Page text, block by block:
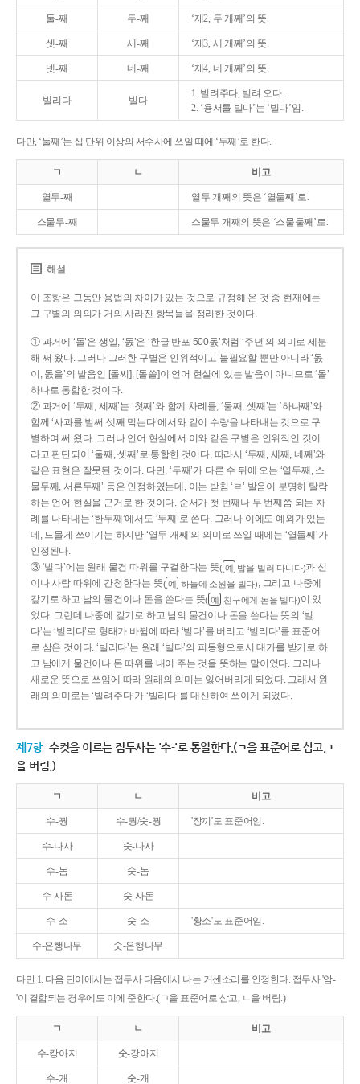
둘-째 두-째 ‘제2, 두 개째’의 뜻.
셋-째 세-째 ‘제3, 세 개째’의 뜻.
넷-째 네-째 ‘제4, 네 개째’의 뜻.
빌리다 빌다
1. 빌려주다, 빌려 오다.
2. ‘용서를 빌다’는 ‘빌다’임.
다만, ‘둘째’는 십 단위 이상의 서수사에 쓰일 때에 ‘두째’로 한다.
ㄱ ㄴ 비고
열두-째 열두 개째의 뜻은 ‘열둘째’로.
스물두-째 스물두 개째의 뜻은 ‘스물둘째’로.
해설
이 조항은 그동안 용법의 차이가 있는 것으로 규정해 온 것 중 현재에는
그 구별의 의의가 거의 사라진 항목들을 정리한 것이다.
① 과거에 ‘돌’은 생일, ‘돐’은 ‘한글 반포 500돐’처럼 ‘주년’의 의미로 세분
해 써 왔다. 그러나 그러한 구별은 인위적이고 불필요할 뿐만 아니라 ‘돐
이, 돐을’의 발음인 [돌씨], [돌쓸]이 언어 현실에 있는 발음이 아니므로 ‘돌’
하나로 통합한 것이다.
② 과거에 ‘두째, 세째’는 ‘첫째’와 함께 차례를, ‘둘째, 셋째’는 ‘하나째’와
함께 ‘사과를 벌써 셋째 먹는다’에서와 같이 수량을 나타내는 것으로 구
별하여 써 왔다. 그러나 언어 현실에서 이와 같은 구별은 인위적인 것이
라고 판단되어 ‘둘째, 셋째’로 통합한 것이다. 따라서 ‘두째, 세째, 네째’와
같은 표현은 잘못된 것이다. 다만, ‘두째’가 다른 수 뒤에 오는 ‘열두째, 스
물두째, 서른두째’ 등은 인정하였는데, 이는 받침 ‘ㄹ’ 발음이 분명히 탈락
하는 언어 현실을 근거로 한 것이다. 순서가 첫 번째나 두 번째쯤 되는 차
례를 나타내는 ‘한두째’에서도 ‘두째’로 쓴다. 그러나 이에도 예외가 있는
데, 드물게 쓰이기는 하지만 ‘열두 개째’의 의미로 쓰일 때에는 ‘열둘째’가
인정된다.
③ ‘빌다’에는 원래 물건 따위를 구걸한다는 뜻( 예 밥을 빌러 다니다)과 신
이나 사람 따위에 간청한다는 뜻( 예 하늘에 소원을 빌다), 그리고 나중에
갚기로 하고 남의 물건이나 돈을 쓴다는 뜻( 예 친구에게 돈을 빌다)이 있
었다. 그런데 나중에 갚기로 하고 남의 물건이나 돈을 쓴다는 뜻의 ‘빌
다’는 ‘빌리다’로 형태가 바뀜에 따라 ‘빌다’를 버리고 ‘빌리다’를 표준어
로 삼은 것이다. ‘빌리다’는 원래 ‘빌다’의 피동형으로서 대가를 받기로 하
고 남에게 물건이나 돈 따위를 내어 주는 것을 뜻하는 말이었다. 그러나
새로운 뜻으로 쓰임에 따라 원래의 의미는 잃어버리게 되었다. 그래서 원
래의 의미로는 ‘빌려주다’가 ‘빌리다’를 대신하여 쓰이게 되었다.
제7항 수컷을 이르는 접두사는 '수-'로 통일한다.(ㄱ을 표준어로 삼고, ㄴ
을 버림.)
ㄱ ㄴ 비고
수-꿩 수-퀑/숫-꿩 '장끼'도 표준어임.
수-나사 숫-나사
수-놈 숫-놈
수-사돈 숫-사돈
수-소 숫-소 '황소'도 표준어임.
수-은행나무 숫-은행나무
다만 1. 다음 단어에서는 접두사 다음에서 나는 거센소리를 인정한다. 접두사 '암-
'이 결합되는 경우에도 이에 준한다.(ㄱ을 표준어로 삼고, ㄴ을 버림.)
ㄱ ㄴ 비고
수-캉아지 숫-강아지
수-캐 숫-개